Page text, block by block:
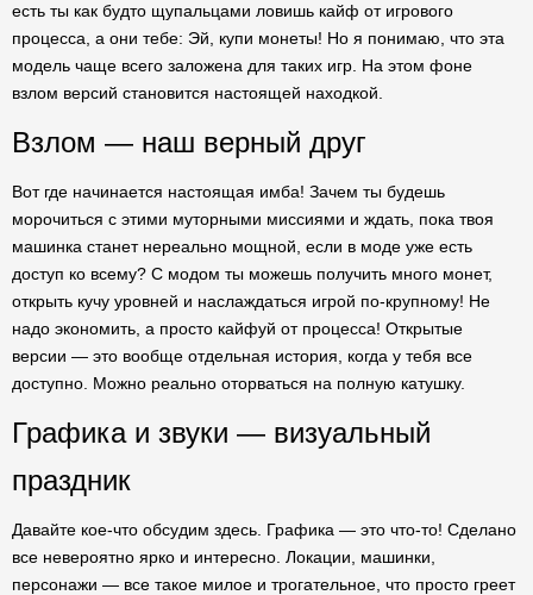
есть ты как будто щупальцами ловишь кайф от игрового
процесса, а они тебе: Эй, купи монеты! Но я понимаю, что эта
модель чаще всего заложена для таких игр. На этом фоне
взлом версий становится настоящей находкой.
Взлом — наш верный друг
Вот где начинается настоящая имба! Зачем ты будешь
морочиться с этими муторными миссиями и ждать, пока твоя
машинка станет нереально мощной, если в моде уже есть
доступ ко всему? С модом ты можешь получить много монет,
открыть кучу уровней и наслаждаться игрой по-крупному! Не
надо экономить, а просто кайфуй от процесса! Открытые
версии — это вообще отдельная история, когда у тебя все
доступно. Можно реально оторваться на полную катушку.
Графика и звуки — визуальный
праздник
Давайте кое-что обсудим здесь. Графика — это что-то! Сделано
все невероятно ярко и интересно. Локации, машинки,
персонажи — все такое милое и трогательное, что просто греет